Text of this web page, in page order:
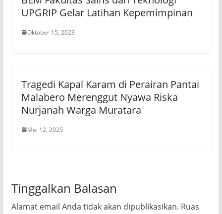
UPGRIP Gelar Latihan Kepemimpinan
Oktober 15, 2023
Tragedi Kapal Karam di Perairan Pantai
Malabero Merenggut Nyawa Riska
Nurjanah Warga Muratara
Mei 12, 2025
Tinggalkan Balasan
Alamat email Anda tidak akan dipublikasikan. Ruas